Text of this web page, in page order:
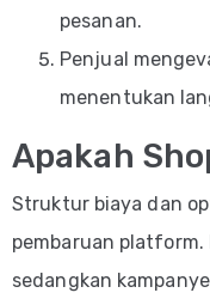
pesanan.
Penjual
menentukan
Apakah
Struktur biaya dan
pembaruan platform.
sedangkan